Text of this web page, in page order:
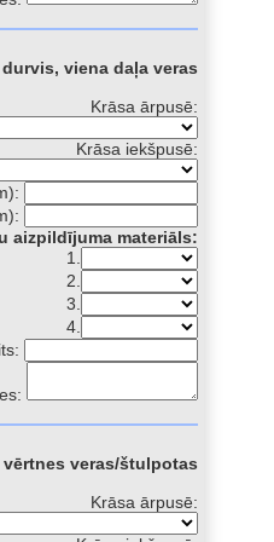
viena daļa veras
Krāsa ārpusē:
Krāsa iekšpusē:
aizpildījuma materiāls:
1.
2.
3.
4.
veras/štulpotas
Krāsa ārpusē: